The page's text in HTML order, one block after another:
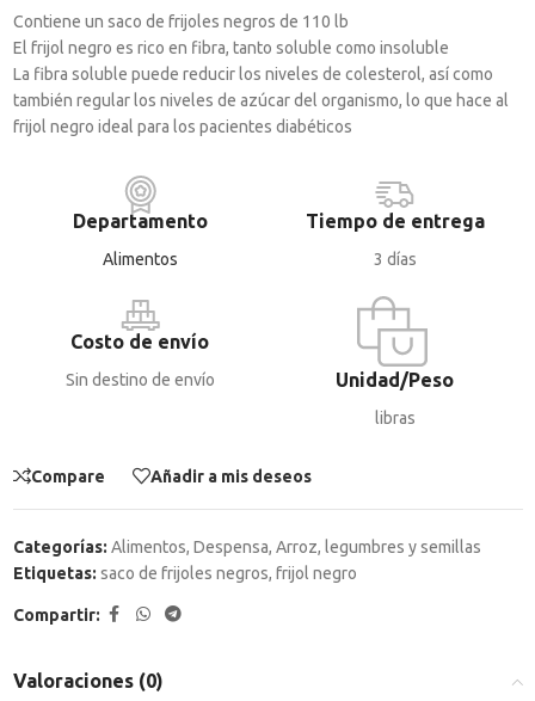
Contiene un saco de frijoles negros de 110 lb
El frijol negro es rico en fibra, tanto soluble como insoluble
La fibra soluble puede reducir los niveles de colesterol, así como
también regular los niveles de azúcar del organismo, lo que hace al
frijol negro ideal para los pacientes diabéticos
Departamento
Alimentos
Tiempo de entrega
3 días
Costo de envío
Sin destino de envío Unidad/Peso
libras
Compare Añadir a mis deseos
Categorías: Alimentos, Despensa, Arroz, legumbres y semillas
Etiquetas: saco de frijoles negros, frijol negro
Compartir:
Valoraciones (0)